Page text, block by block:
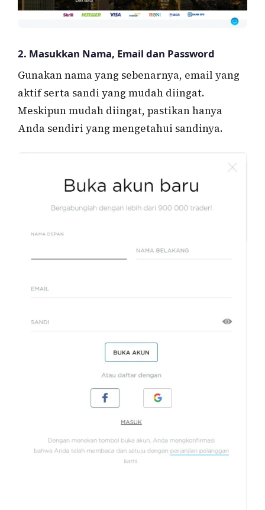
2. Masukkan Nama, Email dan Password
Gunakan nama yang sebenarnya, email yang
aktif serta sandi yang mudah diingat.
Meskipun mudah diingat, pastikan hanya
Anda sendiri yang mengetahui sandinya.